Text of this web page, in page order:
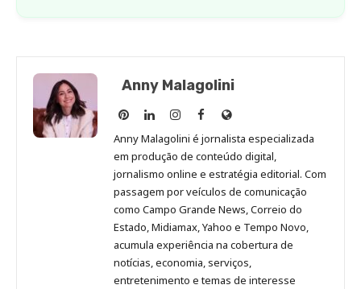
Anny Malagolini
Anny
Malagolini
no
Pinterest
Anny
Malagolini
no
LinkedIn
Anny
Malagolini
no
Instagram
Anny
Malagolini
no
Facebook
Site
de
Anny
Malagolini
Anny Malagolini é jornalista especializada
em produção de conteúdo digital,
jornalismo online e estratégia editorial. Com
passagem por veículos de comunicação
como Campo Grande News, Correio do
Estado, Midiamax, Yahoo e Tempo Novo,
acumula experiência na cobertura de
notícias, economia, serviços,
entretenimento e temas de interesse